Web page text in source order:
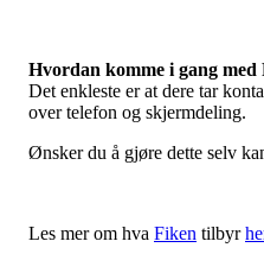
Hvordan komme i gang
Det enkleste er at dere tar
over telefon og skjermdeling.
Ønsker du å gjøre dette selv
Les mer om hva Fiken tilbyr